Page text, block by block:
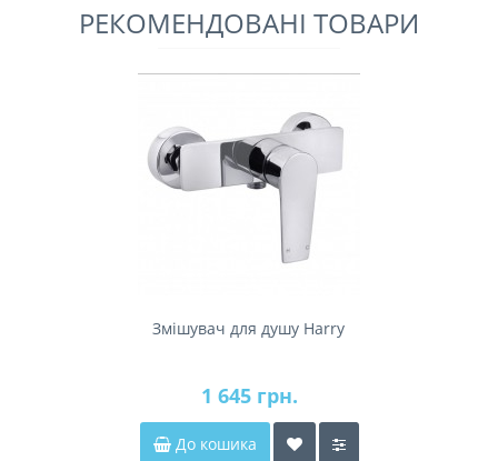
РЕКОМЕНДОВАНІ ТОВАРИ
Змішувач для душу Harry
1 645 грн.
До кошика